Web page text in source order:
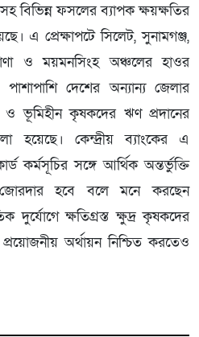
বিভিন্ন ফসলের ব্যাপক ক্ষয়ক্ষতির
এ প্রেক্ষাপটে সিলেট, সুনামগঞ্জ,
ও ময়মনসিংহ অঞ্চলের হাওর
দেশের অন্যান্য জেলার
ও ভূমিহীন কৃষকদের ঋণ প্রদানের
হয়েছে। কেন্দ্রীয় ব্যাংকের এ
কর্মসূচির সঙ্গে আর্থিক অন্তর্ভুক্তি
হবে বলে মনে করছেন
দুর্যোগে ক্ষতিগ্রস্ত ক্ষুদ্র কৃষকদের
অর্থায়ন নিশ্চিত করতেও